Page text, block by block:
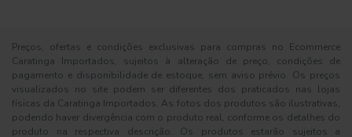
Preços, ofertas e condições exclusivas para compras no Ecommerce
Caratinga Importados, sujeitos à alteração de preço, condições de
pagamento e disponibilidade de estoque, sem aviso prévio. Os preços
visualizados no site podem ser diferentes dos praticados nas lojas
físicas da Caratinga Importados. As fotos dos produtos são ilustrativas,
podendo haver divergência com o produto real, conforme os detalhes do
produto na respectiva descrição. Os produtos estarão sujeitos a